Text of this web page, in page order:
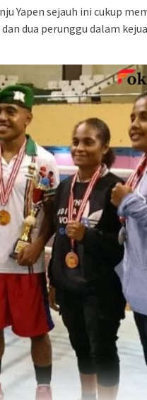
Yapen sejauh ini cukup
dua perunggu dalam